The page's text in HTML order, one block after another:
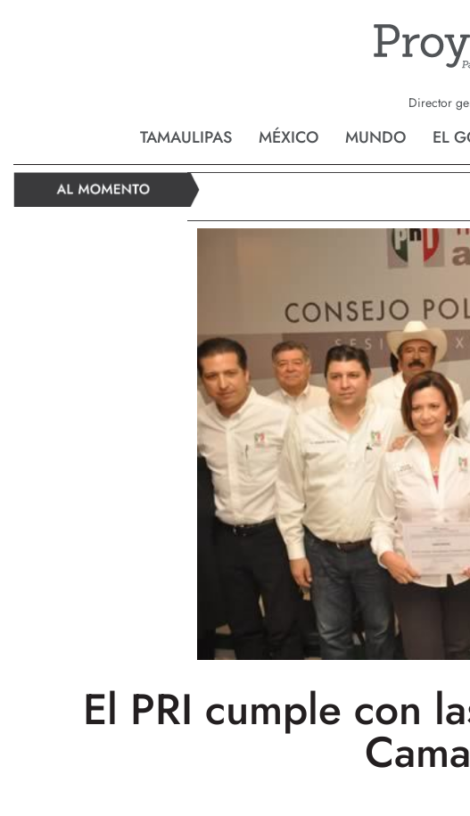
Director
TAMAULIPAS MÉXICO MUNDO EL
Reynosa
El PRI cumple con